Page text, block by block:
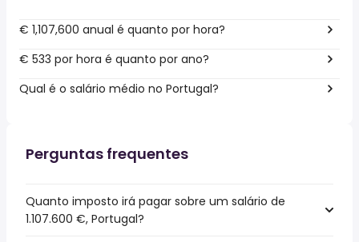
€ 1,107,600 anual é quanto por hora?
€ 533 por hora é quanto por ano?
Qual é o salário médio no Portugal?
Perguntas frequentes
Quanto imposto irá pagar sobre um salário de
1.107.600 €, Portugal?